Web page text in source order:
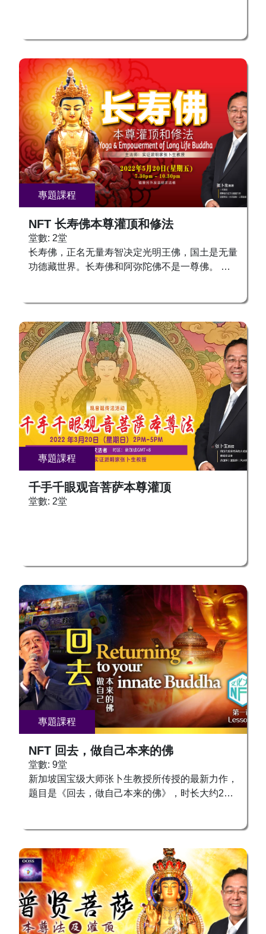
代内证功夫，集神通与智慧于一身的大师——张卜
生教授亲自传授给有缘人！ 有意现场接法的同学
们，请尽早报名以便确认住宿和机票好让工作人员
安排接机。 风 火 瑜 伽 基 础 课 程 简 介 这个世
界上，什么是最珍贵的？ 答案很简单，那就是生
命。 怎样延长自己的寿命，让自己活着的时候，
没病没灾？ 这些都是人们最关心的。 可是，对于
自己的命，真的了解吗？ 其实组成生命有两个系
统，一个是 是肉体身，一个就是“身内身”。 “肉体
身”，每个人都不陌生，很多人都很重视对于肉体
身的养生保健。 “身内身”，却很少人知道其中的秘
密。 从某种意义上来说，“身内身”的一切决定了
我们的“肉体身”，这包括了“身内身”的情绪，直接
投射到“肉体身”上，变成了“肉体身”上的情绪；“身
内身”的不健康，直接投射到“肉体身”上，被认为
的。“身内身”健康，肉身才会健康；“身内身”那个
我情绪快乐了，肉身这个我才会开心愉快！ 怎样
寻找“身内身”，怎样让“身内身”可以独立“肉体身”，
而变成“身外身”？ 古代东西方圣人们留下了很多宝
贵的经验和方法，其中最主要的方法就是“风火瑜
伽”，通过调整自己的呼吸，引动内呼吸，用内风
去引动内火，让内火去化内水，而产生内气，用内
气凝聚起来，聚精会神，让内气变成内光，用内光
填充自己的“身内身”，让“身内身”能够凝聚成形，
并且可以独立于肉体身而在身体外活动，可以穿越
各种时空，采聚天地宇宙的精华进入肉体身，让肉
体身获得巨大的变化，恢复年轻态，健康态，乃至
瑜伽的教课内容。 此次在美国开讲的风火瑜伽，
是整个课程的第一部分，属于基础部分，其中包括
（呼吸）？ 5、 怎样驱动内能在身体里运行，秘
能？ 7、 怎样凝聚生命的灵光？ 8、 怎样启动三
昧真火？ 9、 怎样使用体内的三昧真火，焚炼自
己的肉体身，帮助身体恢复健康？ 10、 怎样借助
天时地利人和，彻底改变命运？宇宙能量不是平均
分布的。 11、 北美大陆和人体全息生命的关系。
（寻龙诀的秘密） 12、 家宅、办公室风水与人
的“身内身”与“肉体身”健康的关系。 等等。 且听当
代内证功夫，集神通与智慧于一身的大师——张卜
生教授亲自传授给有缘人！ 有意现场接法的同学
们，请尽早报名以便确认住宿和机票好让工作人员
安排接机。
專題課程
NFT 长寿佛本尊灌顶和修法
堂數: 2堂
长寿佛，正名无量寿智决定光明王佛，国土是无量
功德藏世界。长寿佛和阿弥陀佛不是一尊佛。 因
（《大乘无量寿宗要经》中译作“无量功德聚”世
界），可知其与西方“极乐世界”的“无量寿如来（阿
弥陀佛）”不是同一尊佛。 「長壽佛」有息、增、
懷、誅四事業空行母圍繞，以勾召地、水、火、
風、空五大之精華、壽命、福德、智慧。 「長壽
如來」能息掉我們的五大不纯、五德不全给我们带
来的所有灾难，能令眾生增加智慧、增加福份、滅
除病業、增加敬愛，令家庭和樂，所有一切的災難
和怨敵都能退散。 「長壽如來」的光明也可以接
引所有的幽冥眾，往生清淨佛國。所以這一尊也是
最好的超度本尊。 修持「長壽佛」，可消除疾
病、福壽綿延，善緣增長，惡緣消除，令世間法之
事業長壽。 长寿佛本尊法乃是颇瓦法（迁识法）
的关键修法之一，凡是没有修此法的，接下来的迁
地工作人员联系。修法链接和修法群组将另外安
(包括灌顶供养费，一次播放学习） 2. NFT 课程
300美金 （重复学习视频及MP3） (VIP 只需提供
灌顶供养费。 NFT 半价优惠） 📣以上新课程NFT
同样开放买一送一优惠！也就是300美金可以得到
2个相同课程NFT。（VIP购买NFT半价150美金同
样开放买一送一！也就是150美金可以得到2个相
同课程NFT！）请在开课前（5月20日）预购。感
恩师父慈悲，大家把握机会收藏、转卖和拍卖！往
后也可在DApp 或币安链挂卖。 *学费依循当地营
运条件而定。 ⚠️ 在开课之前，欢迎大家请购课程
要从课程升级到NFT课程的同学，请在本月份补差
价。 报名热线： ☎️ 新加坡：+65 8666 5557，
+65 9758 1897， +65 9388 1439 ， +65 9146
4188 其他国家： +65 8666 5557 台湾：+886 972
專題課程
千手千眼观音菩萨本尊灌顶
堂數: 2堂
專題課程
NFT 回去，做自己本来的佛
堂數: 9堂
新加坡国宝级大师张卜生教授所传授的最新力作，
题目是《回去，做自己本来的佛》，时长大约2小
之时，将是千千万万人欲得之而后乐的法宝，价值
不可估算！